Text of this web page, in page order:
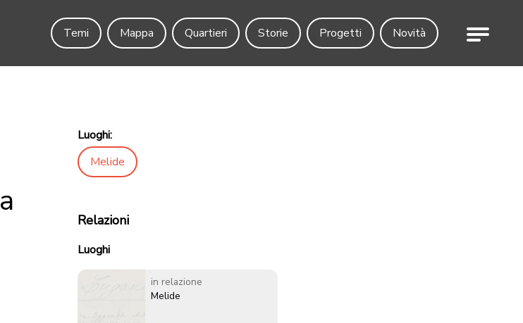
Temi
Mappa Quartieri Storie Progetti Novità Menu
Luoghi:
Melide
Relazioni
Luoghi
in relazione
Melide